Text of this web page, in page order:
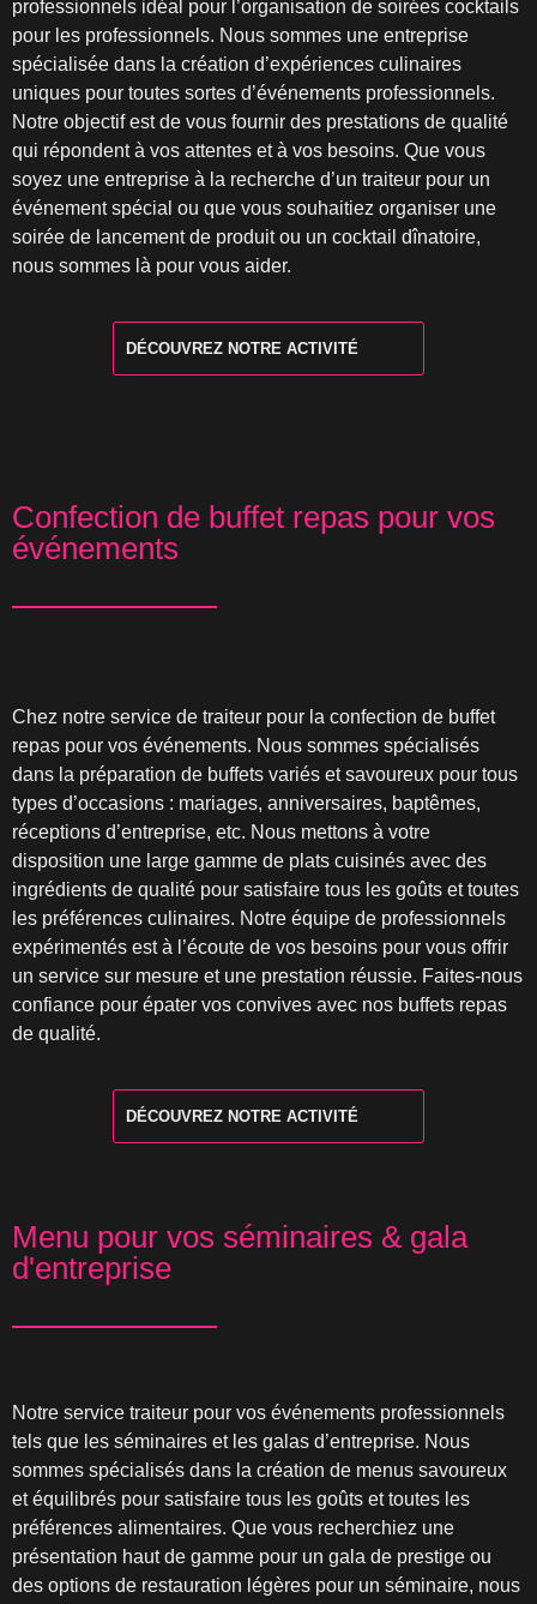
professionnels idéal pour l’organisation de soirées cocktails
pour les professionnels. Nous sommes une entreprise
spécialisée dans la création d’expériences culinaires
uniques pour toutes sortes d’événements professionnels.
Notre objectif est de vous fournir des prestations de qualité
qui répondent à vos attentes et à vos besoins. Que vous
soyez une entreprise à la recherche d’un traiteur pour un
événement spécial ou que vous souhaitiez organiser une
soirée de lancement de produit ou un cocktail dînatoire,
nous sommes là pour vous aider.
DÉCOUVREZ NOTRE ACTIVITÉ
Confection de buffet repas pour vos
événements
Chez notre service de traiteur pour la confection de buffet
repas pour vos événements. Nous sommes spécialisés
dans la préparation de buffets variés et savoureux pour tous
types d’occasions : mariages, anniversaires, baptêmes,
réceptions d’entreprise, etc. Nous mettons à votre
disposition une large gamme de plats cuisinés avec des
ingrédients de qualité pour satisfaire tous les goûts et toutes
les préférences culinaires. Notre équipe de professionnels
expérimentés est à l’écoute de vos besoins pour vous offrir
un service sur mesure et une prestation réussie. Faites-nous
confiance pour épater vos convives avec nos buffets repas
de qualité.
DÉCOUVREZ NOTRE ACTIVITÉ
Menu pour vos séminaires & gala
d'entreprise
Notre service traiteur pour vos événements professionnels
tels que les séminaires et les galas d’entreprise. Nous
sommes spécialisés dans la création de menus savoureux
et équilibrés pour satisfaire tous les goûts et toutes les
préférences alimentaires. Que vous recherchiez une
présentation haut de gamme pour un gala de prestige ou
des options de restauration légères pour un séminaire, nous